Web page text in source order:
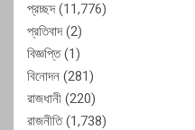
প্রচ্ছদ(11,776)
প্রতিবাদ(2)
বিজ্ঞপ্তি(1)
বিনোদন (281)
রাজধানী (220)
রাজনীতি(1,738)